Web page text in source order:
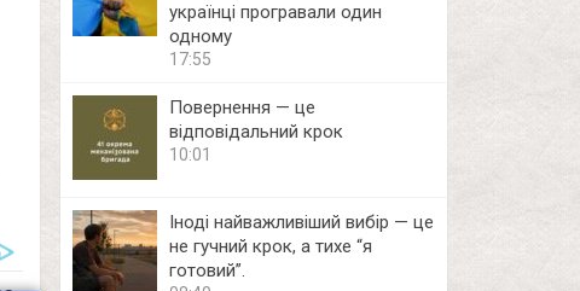
українці програвали один
одному
17:55
Повернення — це
відповідальний крок
10:01
Іноді найважливіший вибір — це
не гучний крок, а тихе “я
готовий”.